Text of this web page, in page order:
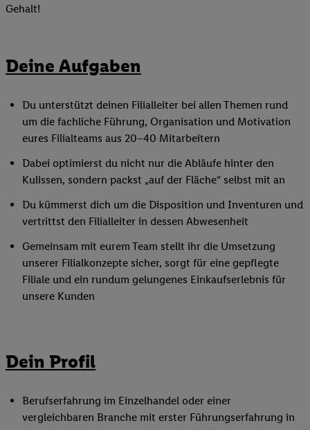
Gehalt!
Deine Aufgaben
Du unterstützt deinen Filialleiter bei allen Themen rund
um die fachliche Führung, Organisation und Motivation
eures Filialteams aus 20–40 Mitarbeitern
Dabei optimierst du nicht nur die Abläufe hinter den
Kulissen, sondern packst „auf der Fläche“ selbst mit an
Du kümmerst dich um die Disposition und Inventuren und
vertrittst den Filialleiter in dessen Abwesenheit
Gemeinsam mit eurem Team stellt ihr die Umsetzung
unserer Filialkonzepte sicher, sorgt für eine gepflegte
Filiale und ein rundum gelungenes Einkaufserlebnis für
unsere Kunden
Dein Profil
Berufserfahrung im Einzelhandel oder einer
vergleichbaren Branche mit erster Führungserfahrung in